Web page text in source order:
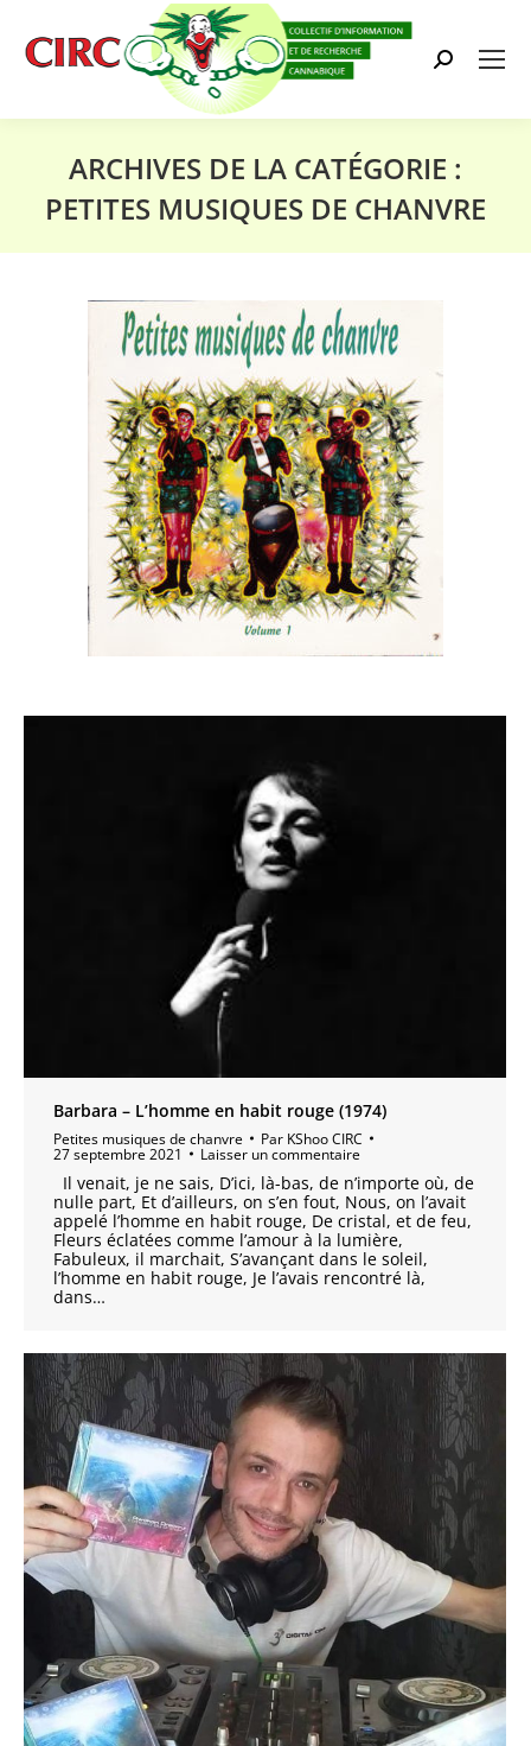
Search:
ARCHIVES DE LA CATÉGORIE :
PETITES MUSIQUES DE CHANVRE
Barbara – L’homme en habit rouge (1974)
Petites musiques de chanvre Par KShoo CIRC
27 septembre 2021 Laisser un commentaire
Il venait, je ne sais, D’ici, là-bas, de n’importe où, de
nulle part, Et d’ailleurs, on s’en fout, Nous, on l’avait
appelé l’homme en habit rouge, De cristal, et de feu,
Fleurs éclatées comme l’amour à la lumière,
Fabuleux, il marchait, S’avançant dans le soleil,
l’homme en habit rouge, Je l’avais rencontré là,
dans…